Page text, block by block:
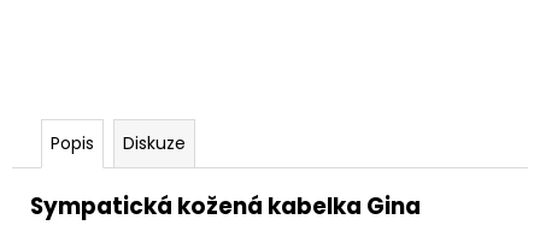
Popis Diskuze
Sympatická kožená kabelka Gina
Kč